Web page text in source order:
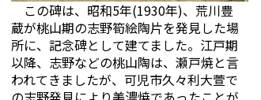
この碑は、昭和5年(1930年)、荒川豊
蔵が桃山期の志野筍絵陶片を発見した場
所に、記念碑として建てました。江戸期
以降、志野などの桃山陶は、瀬戸焼と言
われてきましたが、可児市久々利大萱で